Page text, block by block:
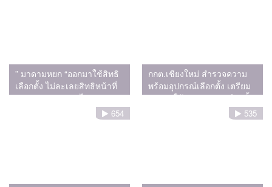
” มาดามหยก “ออกมาใช้สิทธิ
เลือกตั้ง ไม่ละเลยสิทธิหน้าที่
ของประชาชนคนไทย
กกต.เชียงใหม่ สำรวจความ
พร้อมอุปกรณ์เลือกตั้ง เตรียม
ส่งมอบให้กับทุกหน่วยเลือกตั้ง
654 535